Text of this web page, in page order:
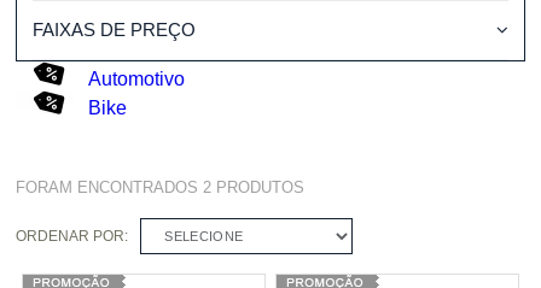
FAIXAS DE PREÇO
Automotivo
Bike
FORAM ENCONTRADOS2 PRODUTOS
ORDENAR POR: SELECIONE